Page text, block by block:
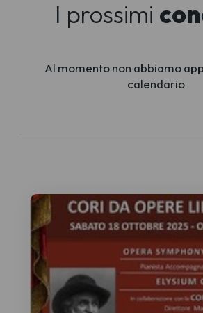
I prossimi
Al momento non abbiamo
calendario